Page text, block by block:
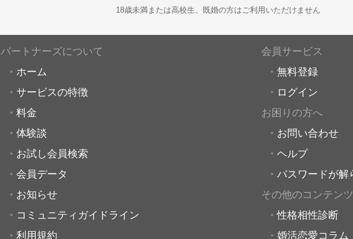
18歳未満または高校生、既婚の方はご利用いただけません
パートナーズについて
ホーム
サービスの特徴
料金
体験談
お試し会員検索
会員データ
お知らせ
コミュニティガイドライン
利用規約
会員サービス
無料登録
ログイン
お困りの方へ
お問い合わせ
ヘルプ
パスワードが解
その他のコンテンツ
性格相性診断
婚活恋愛コラム